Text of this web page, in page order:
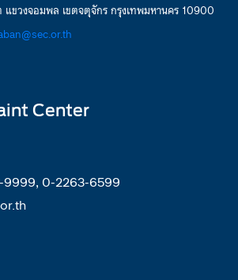
ขวงจอมพล เขตจตุจักร กรุงเทพมหานคร 10900
Center
0-2263-6599